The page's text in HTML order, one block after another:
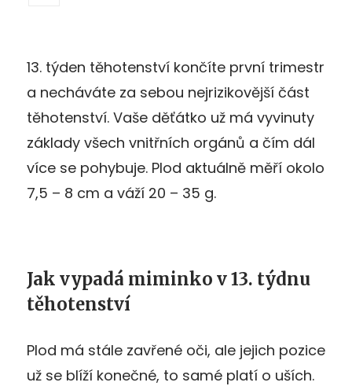
13. týden těhotenství končíte první trimestr
a necháváte za sebou nejrizikovější část
těhotenství. Vaše děťátko už má vyvinuty
základy všech vnitřních orgánů a čím dál
více se pohybuje. Plod aktuálně měří okolo
7,5 – 8 cm a váží 20 – 35 g.
Jak vypadá miminko v 13. týdnu
těhotenství
Plod má stále zavřené oči, ale jejich pozice
už se blíží konečné, to samé platí o uších.